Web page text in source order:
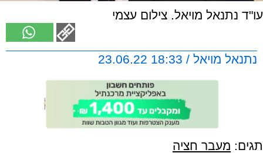
עו"ד נתנאל מויאל. צילום עצמי
נתנאל מויאל / 18:33 23.06.22
תגים: מעבר חציה